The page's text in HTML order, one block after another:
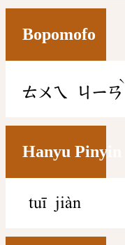
Bopomofo
ㄊㄨㄟ ㄐㄧㄢ
ˋ
Hanyu Pinyin
tuī jiàn